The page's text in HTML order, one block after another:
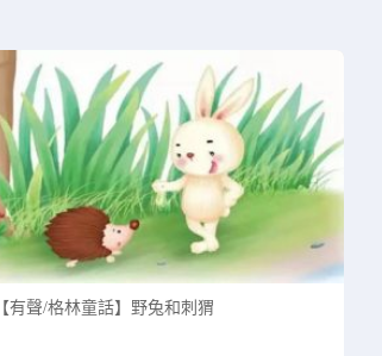
【有聲/格林童話】野兔和刺猬